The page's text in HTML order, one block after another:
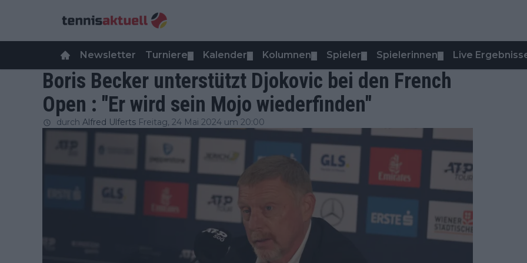
Newsletter Turniere Kalender Kolumnen Spieler Spielerinnen Live
Boris Becker unterstützt Djokovic bei den French
Open : "Er wird sein Mojo wiederfinden"
durch Alfred Ulferts Freitag, 24 Mai 2024 um 20:00